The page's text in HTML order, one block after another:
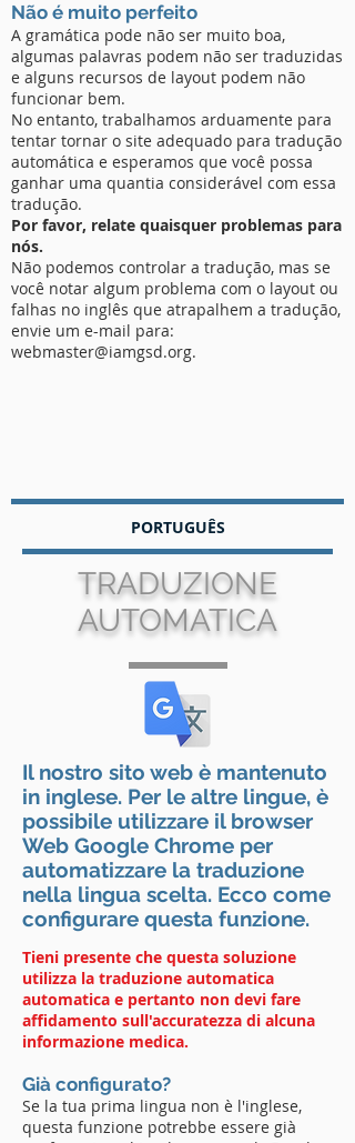
Não é muito perfeito
A gramática pode não ser muito boa,
algumas palavras podem não ser traduzidas
e alguns recursos de layout podem não
funcionar bem.
No entanto, trabalhamos arduamente para
tentar tornar o site adequado para tradução
automática e esperamos que você possa
ganhar uma quantia considerável com essa
tradução.
Por favor, relate quaisquer problemas para
nós.
Não podemos controlar a tradução, mas se
você notar algum problema com o layout ou
falhas no inglês que atrapalhem a tradução,
envie um e-mail para:
webmaster@iamgsd.org.
PORTUGUÊS
TRADUZIONE
AUTOMATICA
Il nostro sito web è mantenuto
in inglese. Per le altre lingue, è
possibile utilizzare il browser
Web Google Chrome per
automatizzare la traduzione
nella lingua scelta. Ecco come
configurare questa funzione.
Tieni presente che questa soluzione
utilizza la traduzione automatica
automatica e pertanto non devi fare
affidamento sull'accuratezza di alcuna
informazione medica.
Già configurato?
Se la tua prima lingua non è l'inglese,
questa funzione potrebbe essere già